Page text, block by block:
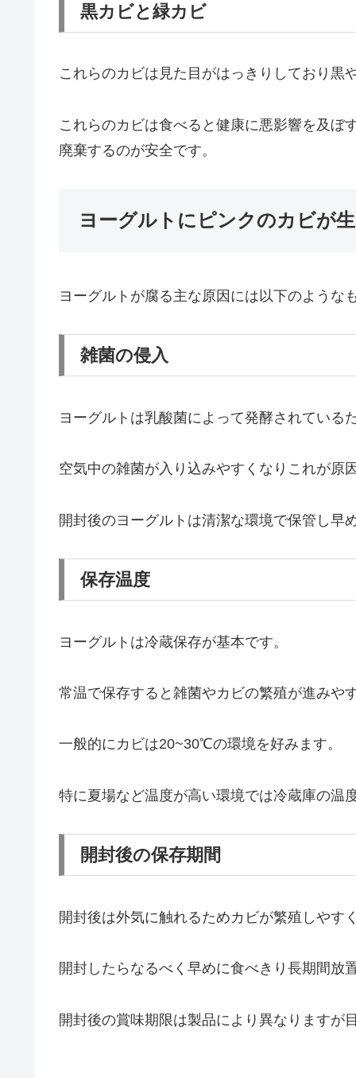
黒カビと緑カビ
これらのカビは見た目がはっきりしており黒
これらのカビは食べると健康に悪影響を及ぼ
廃棄するのが安全です。
ヨーグルトにピンクのカビが
ヨーグルトが腐る主な原因には以下のような
雑菌の侵入
ヨーグルトは乳酸菌によって発酵されている
空気中の雑菌が入り込みやすくなりこれが原
開封後のヨーグルトは清潔な環境で保管し早
保存温度
ヨーグルトは冷蔵保存が基本です。
常温で保存すると雑菌やカビの繁殖が進みや
一般的にカビは20~30℃の環境を好みます。
特に夏場など温度が高い環境では冷蔵庫の温
開封後の保存期間
開封後は外気に触れるためカビが繁殖しやす
開封したらなるべく早めに食べきり長期間放
開封後の賞味期限は製品により異なりますが